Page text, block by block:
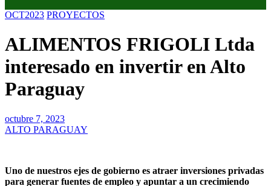
OCT2023 PROYECTOS
ALIMENTOS FRIGOLI Ltda
interesado en invertir en Alto
Paraguay
octubre 7, 2023
ALTO PARAGUAY
Uno de nuestros ejes de gobierno es atraer inversiones privadas
para generar fuentes de empleo y apuntar a un crecimiendo